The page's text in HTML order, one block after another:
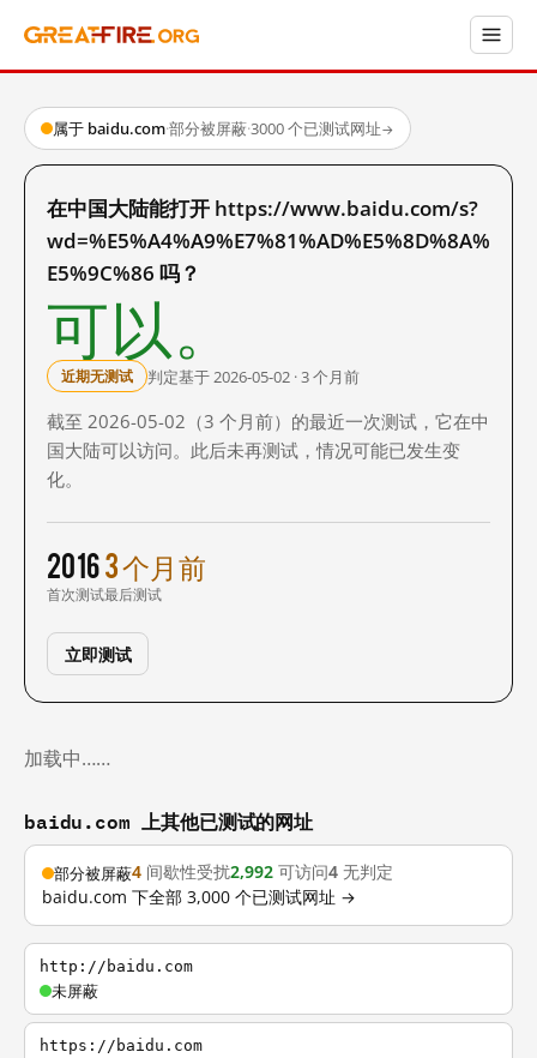
属于 baidu.com·部分被屏蔽·3000 个已测试网址→
在中国大陆能打开 https://www.baidu.com/s?
wd=%E5%A4%A9%E7%81%AD%E5%8D%8A%
E5%9C%86 吗？
可以。
近期无测试 判定基于 2026-05-02 · 3 个月前
截至 2026-05-02（3 个月前）的最近一次测试，它在中
国大陆可以访问。此后未再测试，情况可能已发生变
化。
2016
首次测试
3 个月前
最后测试
立即测试
加载中……
baidu.com 上其他已测试的网址
部分被屏蔽4 间歇性受扰2,992 可访问4 无判定
baidu.com 下全部 3,000 个已测试网址 →
http://baidu.com
未屏蔽
https://baidu.com